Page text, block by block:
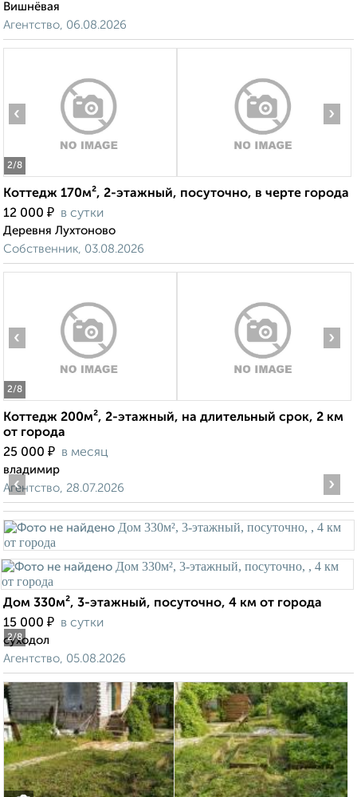
Вишнёвая
Агентство, 06.08.2026
2/8
‹ ›
Коттедж 170м², 2-этажный, посуточно, в черте города
12 000 ₽ в сутки
Деревня Лухтоново
Собственник, 03.08.2026
2/8
‹ ›
Коттедж 200м², 2-этажный, на длительный срок, 2 км
от города
25 000 ₽ в месяц
владимир
Агентство, 28.07.2026
2/8
‹ ›
Дом 330м², 3-этажный, посуточно, 4 км от города
15 000 ₽ в сутки
суходол
Агентство, 05.08.2026